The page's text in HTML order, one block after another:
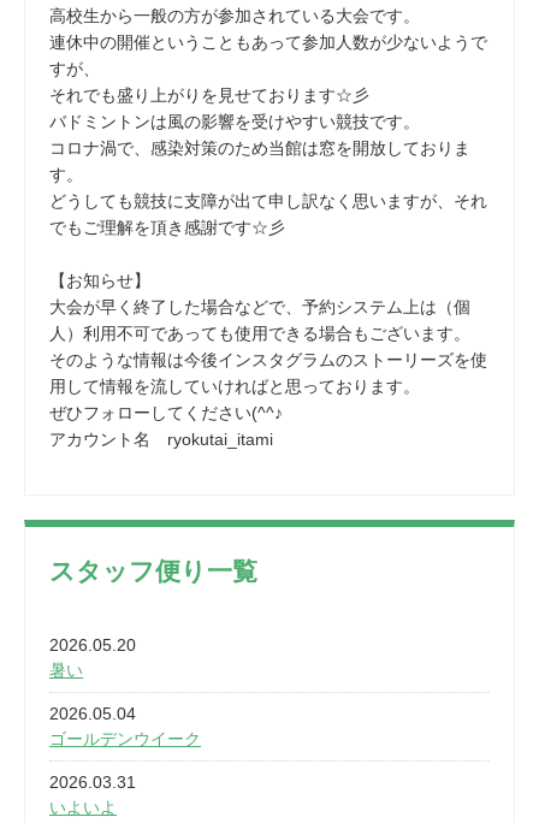
高校生から一般の方が参加されている大会です。
連休中の開催ということもあって参加人数が少ないようで
すが、
それでも盛り上がりを見せております☆彡
バドミントンは風の影響を受けやすい競技です。
コロナ渦で、感染対策のため当館は窓を開放しておりま
す。
どうしても競技に支障が出て申し訳なく思いますが、それ
でもご理解を頂き感謝です☆彡
【お知らせ】
大会が早く終了した場合などで、予約システム上は（個
人）利用不可であっても使用できる場合もございます。
そのような情報は今後インスタグラムのストーリーズを使
用して情報を流していければと思っております。
ぜひフォローしてください(^^♪
アカウント名 ryokutai_itami
スタッフ便り一覧
2026.05.20
暑い
2026.05.04
ゴールデンウイーク
2026.03.31
いよいよ